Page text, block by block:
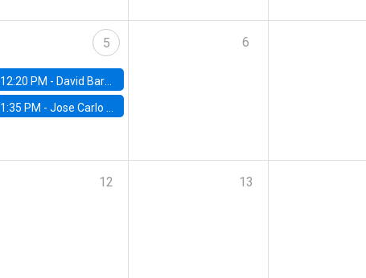
5
12:20 PM - David Bardey, Universidad de los Andes - CEDE
1:35 PM -Jose Carlo Bermudez, UC (ME) & World Bank
6
12 13